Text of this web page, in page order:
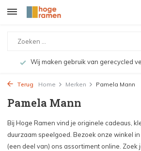
Wij maken gebruik van gerecycled
Terug Home Merken Pamela Mann
Pamela Mann
Bij Hoge Ramen vind je originele cadeaus,
duurzaam speelgoed. Bezoek onze winkel
(een deel van) ons assortiment online. Zoek